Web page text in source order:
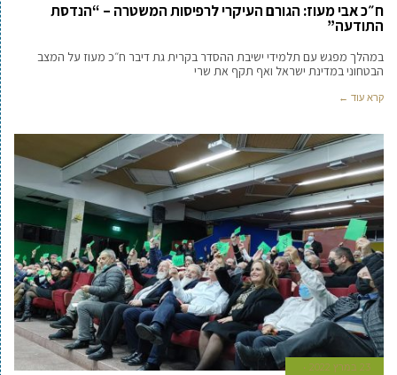
ח״כ אבי מעוז: הגורם העיקרי לרפיסות המשטרה – “הנדסת
התודעה”
במהלך מפגש עם תלמידי ישיבת ההסדר בקרית גת דיבר ח״כ מעוז על המצב
הבטחוני במדינת ישראל ואף תקף את שרי
קרא עוד ←
23 במרץ 2022